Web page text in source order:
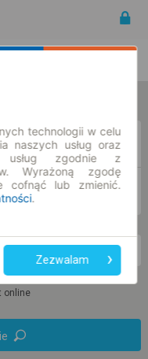
online
technologii w celu
naszych usług oraz
usług zgodnie z
Wyrażoną zgodę
cofnąć lub zmienić.
.
Zezwalam